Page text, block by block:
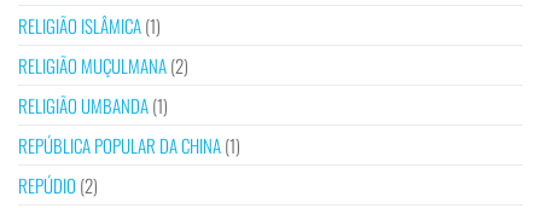
RELIGIÃO ISLÂMICA(1)
RELIGIÃO MUÇULMANA(2)
RELIGIÃO UMBANDA(1)
REPÚBLICA POPULAR DA CHINA(1)
REPÚDIO (2)